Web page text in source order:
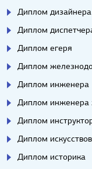
Диплом
Диплом
Диплом егеря
Диплом
Диплом инженера
Диплом инженера
Диплом
Диплом
Диплом историка